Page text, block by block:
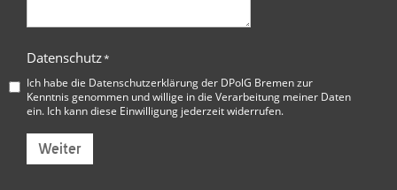
Datenschutz*
Ich habe die Datenschutzerklärung der DPolG Bremenzur
Kenntnis genommen und willige in die Verarbeitung meiner Daten
ein. Ich kann diese Einwilligung jederzeit widerrufen.
Weiter